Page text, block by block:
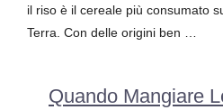
il riso è il cereale più consumato
Terra. Con delle origini ben …
Quando Mangiare